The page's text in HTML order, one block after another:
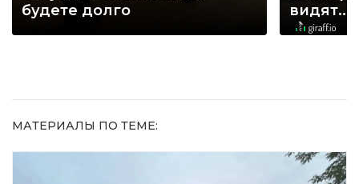
будете долго
видят...
МАТЕРИАЛЫ ПО ТЕМЕ: